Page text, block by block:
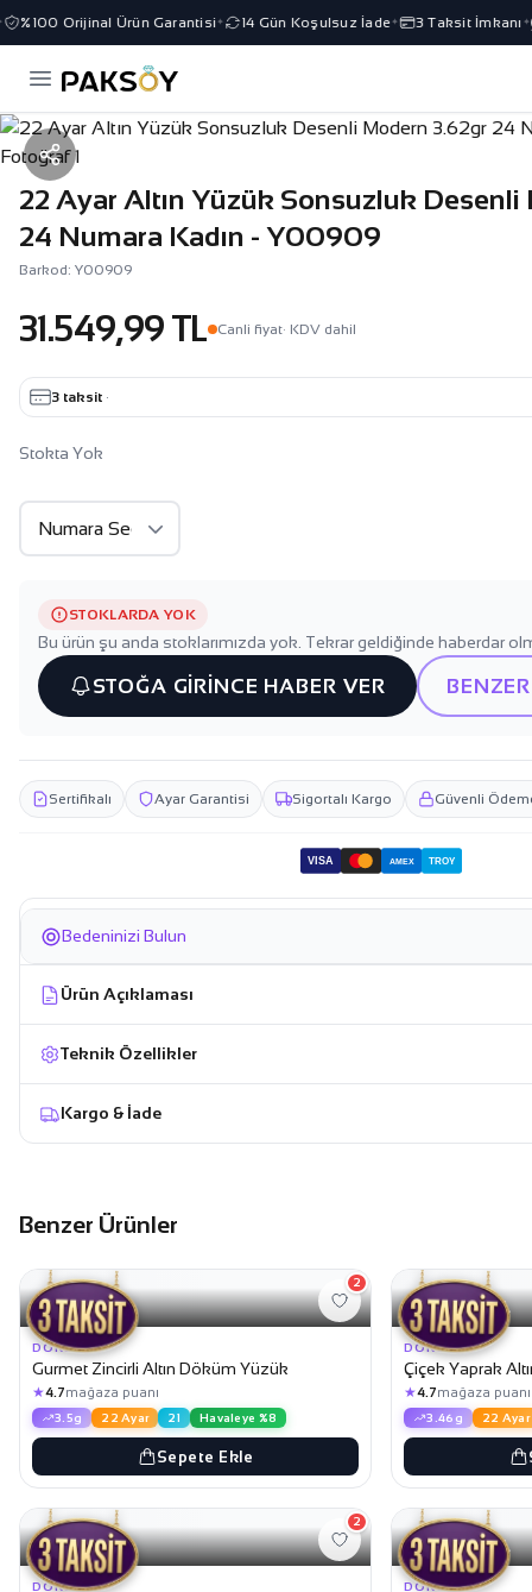
%100 Orijinal Ürün Garantisi✦ 14 Gün Koşulsuz İade✦ 3 Taksit İmkanı✦
22 Ayar Altın Yüzük Sonsuzluk Desenli
24 Numara Kadın - Y00909
Barkod: Y00909
31.549,99 TL Canli fiyat· KDV dahil
3 taksit ·
Stokta Yok
STOKLARDA YOK
Bu ürün şu anda stoklarımızda yok. Tekrar geldiğinde haberdar
STOĞA GİRİNCE HABER VER
Sertifikalı Ayar Garantisi Sigortalı Kargo Güvenli
VISA AMEX TROY
Bedeninizi Bulun
Ürün Açıklaması
Teknik Özellikler
Kargo & İade
Benzer Ürünler
31.099,99 TL
2
DÖKÜM
Gurmet Zincirli Altın Döküm Yüzük
★4.7mağaza puanı
3.5g 22 Ayar 21 Havaleye %8
Sepete Ekle
29.599,99 TL
DÖKÜM
Çiçek Yaprak
★4.7mağaza puanı
3.46g 22 Ayar
29.349,99 TL
2
DÖKÜM
29.249,99 TL
DÖKÜM